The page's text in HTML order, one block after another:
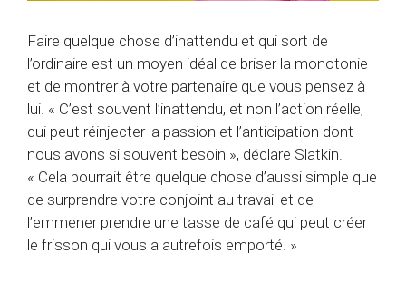
Faire quelque chose d’inattendu et qui sort de
l’ordinaire est un moyen idéal de briser la monotonie
et de montrer à votre partenaire que vous pensez à
lui. « C’est souvent l’inattendu, et non l’action réelle,
qui peut réinjecter la passion et l’anticipation dont
nous avons si souvent besoin », déclare Slatkin.
« Cela pourrait être quelque chose d’aussi simple que
de surprendre votre conjoint au travail et de
l’emmener prendre une tasse de café qui peut créer
le frisson qui vous a autrefois emporté. »